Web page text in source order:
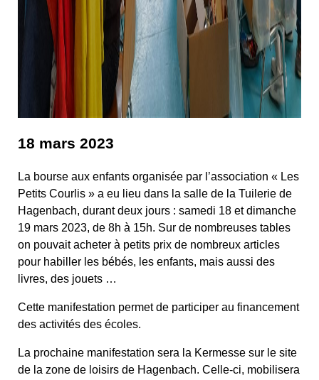
18 mars 2023
La bourse aux enfants organisée par l’association « Les
Petits Courlis » a eu lieu dans la salle de la Tuilerie de
Hagenbach, durant deux jours : samedi 18 et dimanche
19 mars 2023, de 8h à 15h. Sur de nombreuses tables
on pouvait acheter à petits prix de nombreux articles
pour habiller les bébés, les enfants, mais aussi des
livres, des jouets …
Cette manifestation permet de participer au financement
des activités des écoles.
La prochaine manifestation sera la Kermesse sur le site
de la zone de loisirs de Hagenbach. Celle-ci, mobilisera